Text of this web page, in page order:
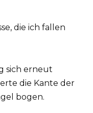
die ich fallen
sich erneut
die Kante der
bogen.